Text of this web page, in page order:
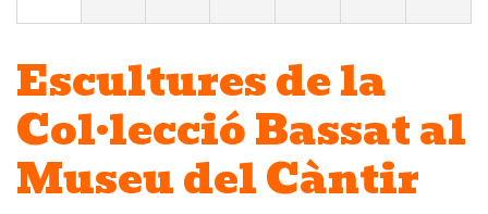
Escultures de la
Col·lecció Bassat al
Museu del Càntir